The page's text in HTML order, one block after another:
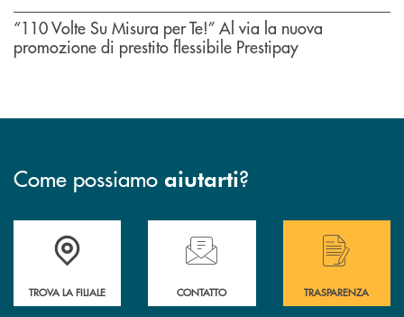
“110 Volte Su Misura per Te!” Al via la nuova
promozione di prestito flessibile Prestipay
Come possiamo aiutarti?
Accedi all' elenco completo delle filiali di Bcc San Marzano.
TROVA LA FILIALE
Hai bisogno di assistenza immediata?
CONTATTO
Hai bisogno di
TRASPARENZA